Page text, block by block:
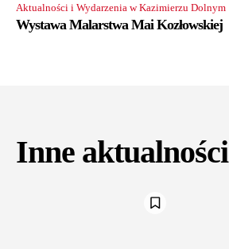
Aktualności i Wydarzenia w Kazimierzu Dolnym
Wystawa Malarstwa Mai Kozłowskiej
Inne aktualności